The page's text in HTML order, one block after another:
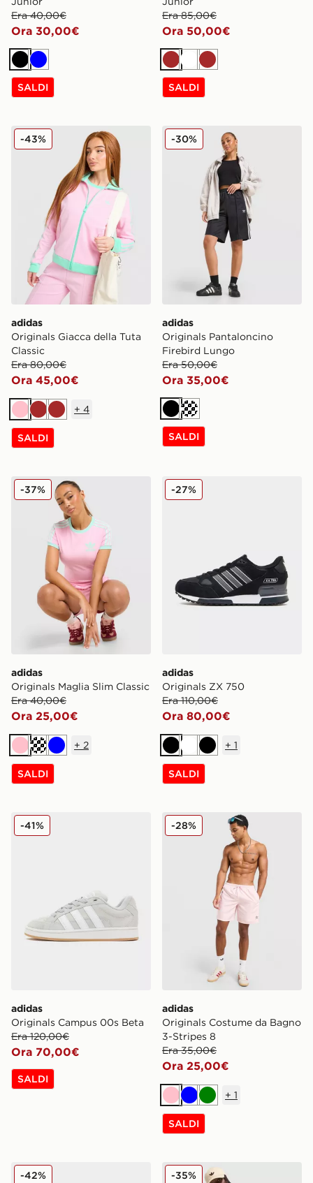
Era 40,00€
Ora 30,00€
Nero
Blu
SALDI
Era 85,00€
Ora 50,00€
Marrone
BiancoMarrone
SALDI
adidas Originals Giacca della Tuta Classic
adidas
Originals Giacca della Tuta
Classic
Era 80,00€
Ora 45,00€
-43%
RosaMarrone
Marrone
+ 4
SALDI
adidas Originals
adidas
Originals Pantaloncino
Firebird Lungo
Era 50,00€
Ora 35,00€
-30%
NeroCrema
SALDI
adidas Originals Maglia Slim Classic
adidas
Originals Maglia Slim Classic
Era 40,00€
Ora 25,00€
-37%
RosaCrema
Blu
+ 2
SALDI
adidas Originals ZX 750
adidas
Originals ZX 750
Era 110,00€
Ora 80,00€
-27%
NeroBianco
Nero
+ 1
SALDI
adidas Originals Campus 00s Beta
adidas
Originals Campus 00s Beta
Era 120,00€
Ora 70,00€
-41%
SALDI
adidas Originals Costume
adidas
Originals Costume da Bagno
3-Stripes 8
Era 35,00€
Ora 25,00€
-28%
RosaBluVerde
+ 1
SALDI
adidas Originals Campus 00s Bambino
-42% adidas Originals
-35%